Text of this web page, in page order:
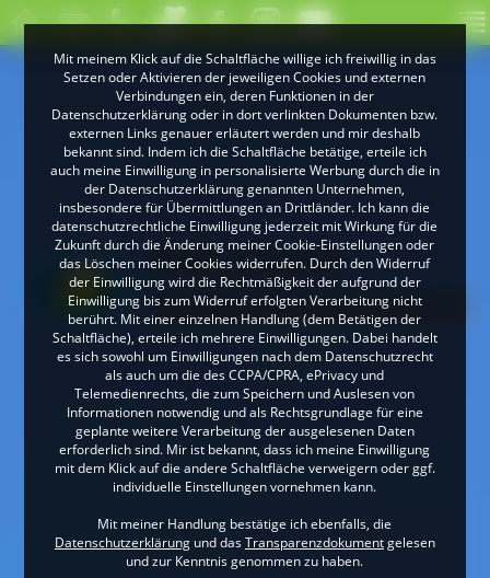
Mit meinem Klick auf die Schaltfläche willige ich freiwillig in das
Setzen oder Aktivieren der jeweiligen Cookies und externen
Verbindungen ein, deren Funktionen in der
Datenschutzerklärung oder in dort verlinkten Dokumenten bzw.
externen Links genauer erläutert werden und mir deshalb
bekannt sind. Indem ich die Schaltfläche betätige, erteile ich
auch meine Einwilligung in personalisierte Werbung durch die in
der Datenschutzerklärung genannten Unternehmen,
insbesondere für Übermittlungen an Drittländer. Ich kann die
datenschutzrechtliche Einwilligung jederzeit mit Wirkung für die
Zukunft durch die Änderung meiner Cookie-Einstellungen oder
das Löschen meiner Cookies widerrufen. Durch den Widerruf
der Einwilligung wird die Rechtmäßigkeit der aufgrund der
Einwilligung bis zum Widerruf erfolgten Verarbeitung nicht
berührt. Mit einer einzelnen Handlung (dem Betätigen der
Schaltfläche), erteile ich mehrere Einwilligungen. Dabei handelt
es sich sowohl um Einwilligungen nach dem Datenschutzrecht
als auch um die des CCPA/CPRA, ePrivacy und
Telemedienrechts, die zum Speichern und Auslesen von
Informationen notwendig und als Rechtsgrundlage für eine
geplante weitere Verarbeitung der ausgelesenen Daten
erforderlich sind. Mir ist bekannt, dass ich meine Einwilligung
mit dem Klick auf die andere Schaltfläche verweigern oder ggf.
individuelle Einstellungen vornehmen kann.
Mit meiner Handlung bestätige ich ebenfalls, die
Datenschutzerklärungund dasTransparenzdokumentgelesen
und zur Kenntnis genommen zu haben.